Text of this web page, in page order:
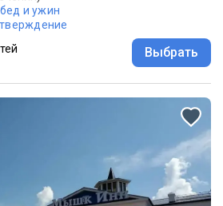
и ужин
Выбрать